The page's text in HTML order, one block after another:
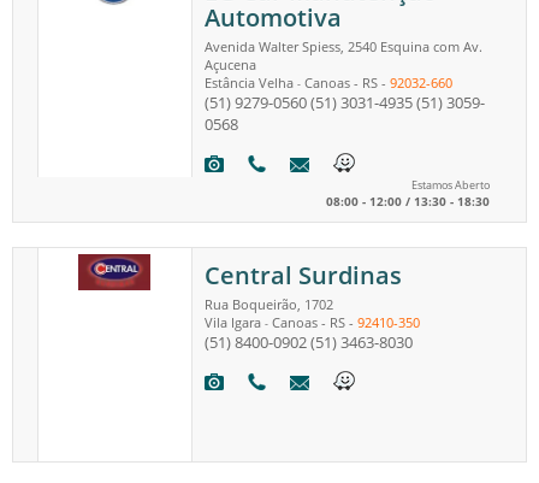
Automotiva
Avenida Walter Spiess, 2540 Esquina com Av.
Açucena
Estância Velha - Canoas- RS- 92032-660
(51) 9279-0560(51) 3031-4935(51) 3059-
0568
Estamos Aberto
08:00 - 12:00 / 13:30 - 18:30
Central Surdinas
Rua Boqueirão, 1702
Vila Igara - Canoas- RS- 92410-350
(51) 8400-0902(51) 3463-8030